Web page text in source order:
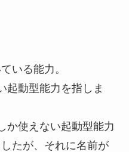
いる能力。
起動型能力 を指しま
か使えない起動型能力
たが、それに名前が